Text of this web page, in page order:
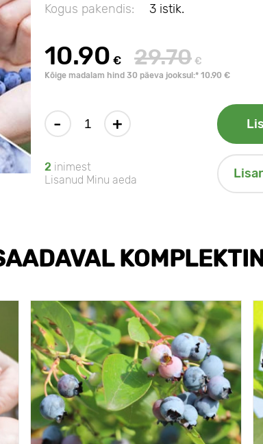
Kogus pakendis:
3 istik.
10.90 € 29.70 €
Kõige madalam hind 30 päeva jooksul:* 10.90 €
- +
2 inimest
Lisanud Minu aeda